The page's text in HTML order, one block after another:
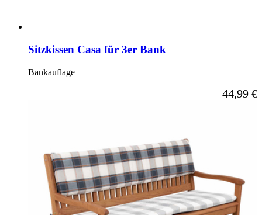
Sitzkissen Casa für 3er Bank
Bankauflage
Ab
44,99 €